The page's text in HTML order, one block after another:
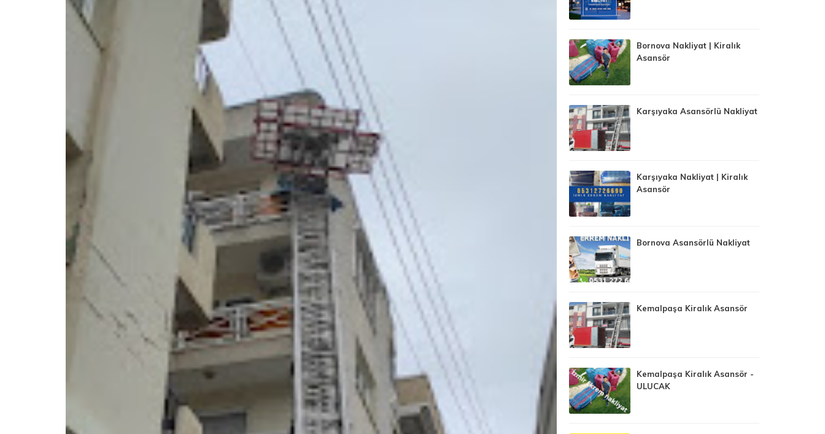
Bornova Nakliyat | Kiralık
Asansör
Karşıyaka Asansörlü Nakliyat
Karşıyaka Nakliyat | Kiralık
Asansör
Bornova Asansörlü Nakliyat
Kemalpaşa Kiralık Asansör
Kemalpaşa Kiralık Asansör -
ULUCAK